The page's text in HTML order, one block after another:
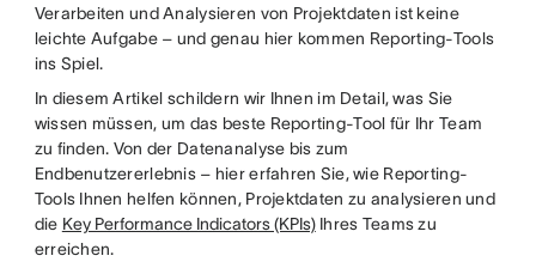
Verarbeiten und Analysieren von Projektdaten ist keine
leichte Aufgabe – und genau hier kommen Reporting-Tools
ins Spiel.
In diesem Artikel schildern wir Ihnen im Detail, was Sie
wissen müssen, um das beste Reporting-Tool für Ihr Team
zu finden. Von der Datenanalyse bis zum
Endbenutzererlebnis – hier erfahren Sie, wie Reporting-
Tools Ihnen helfen können, Projektdaten zu analysieren und
die Key Performance Indicators (KPIs)Ihres Teams zu
erreichen.